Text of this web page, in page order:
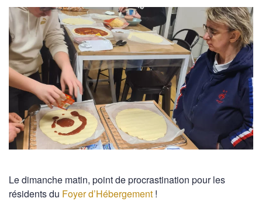
Le dimanche matin, point de procrastination pour les
résidents du Foyer d’Hébergement !